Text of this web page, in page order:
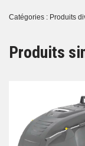
Catégories : Produits
Produits